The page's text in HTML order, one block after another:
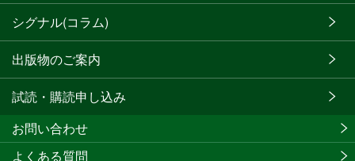
シグナル(コラム)
出版物のご案内
試読・購読申し込み
お問い合わせ
よくある質問